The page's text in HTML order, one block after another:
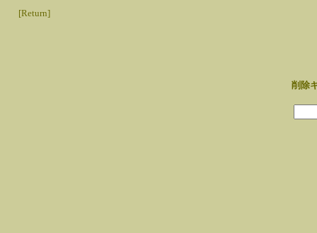
[Return]
削除